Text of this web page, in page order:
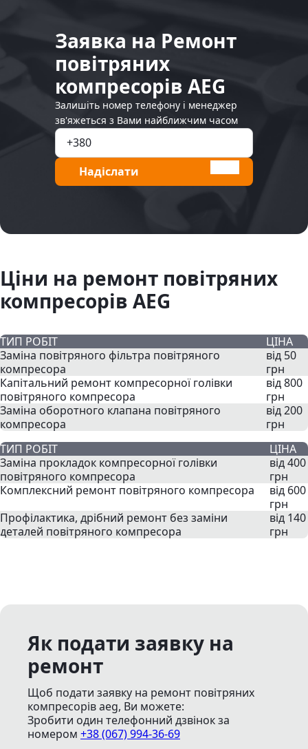
Заявка на Ремонт
повітряних
компресорів AEG
Залишіть номер телефону і менеджер
зв'яжеться з Вами найближчим часом
Надіслати
Ціни на ремонт повітряних
компресорів AEG
ТИП РОБІТ
ЦІНА
Заміна повітряного фільтра повітряного
компресора
від 50
грн
Капітальний ремонт компресорної голівки
повітряного компресора
від 800
грн
Заміна оборотного клапана повітряного
компресора
від 200
грн
ТИП РОБІТ
ЦІНА
Заміна прокладок компресорної голівки
повітряного компресора
від 400
грн
Комплексний ремонт повітряного компресора
від 600
грн
Профілактика, дрібний ремонт без заміни
деталей повітряного компресора
від 140
грн
Як подати заявку на
ремонт
Щоб подати заявку на ремонт повітряних
компресорів aeg, Ви можете:
Зробити один телефонний дзвінокза
номером +38 (067) 994-36-69